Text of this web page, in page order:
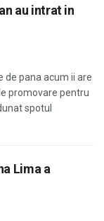
au intrat in
de pana acum ii are
promovare pentru
spotul
Lima a